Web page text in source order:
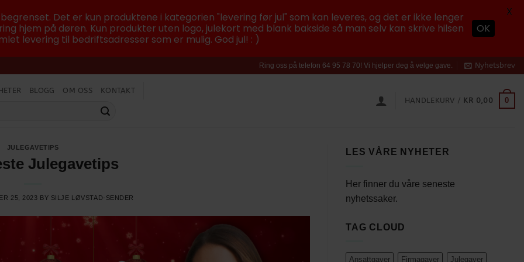
Ring oss på telefon 64 95 78 70! Vi hjelper deg å velge gave. Nyhetsbrev
BLOGG OM OSS KONTAKT
HANDLEKURV / KR 0,00 0
JULEGAVETIPS
Julegavetips
25, 2023 BY SILJE LØVSTAD-SENDER
LES VÅRE NYHETER
Her finner du våre seneste
nyhetssaker.
TAG CLOUD
Ansattgaver Firmagaver Julegaver
Det er kun produktene i kategorien "levering før jul" som kan leveres, og det er ikke lenger
hjem på døren. Kun produkter uten logo, julekort med blank bakside så man selv kan skrive hilsen
levering til bedriftsadresser som er mulig. God jul! : )
OK
X